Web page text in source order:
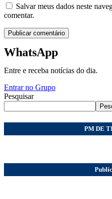
Salvar meus dados neste
comentar.
WhatsApp
Entre e receba notícias do dia.
Entrar no Grupo
Pesquisar
PM DE